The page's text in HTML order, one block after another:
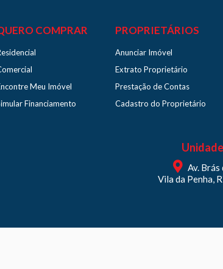
COMPRAR
Meu Imóvel
Financiamento
PROPRIETÁRIOS
Anunciar Imóvel
Extrato Proprietário
Prestação de Contas
Cadastro do Proprietário
Av. Brás
Vila da Penha,